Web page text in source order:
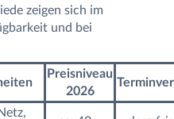
zeigen sich im
und bei
Preisniveau
2026